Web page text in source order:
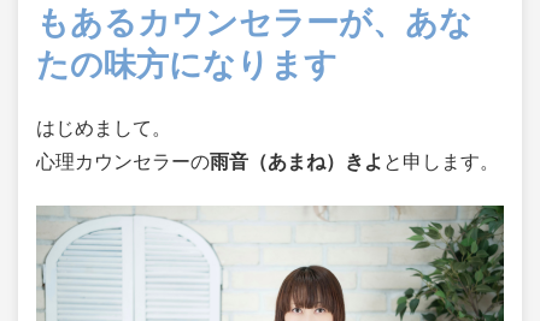
もあるカウンセラーが、あな
たの味方になります
はじめまして。
心理カウンセラーの雨音（あまね）きよ と申します。